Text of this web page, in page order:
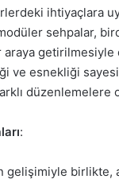
ihtiyaçlara
sehpalar,
araya
ve esnekliği
düzenlemelere
:
gelişimiyle birlikte,